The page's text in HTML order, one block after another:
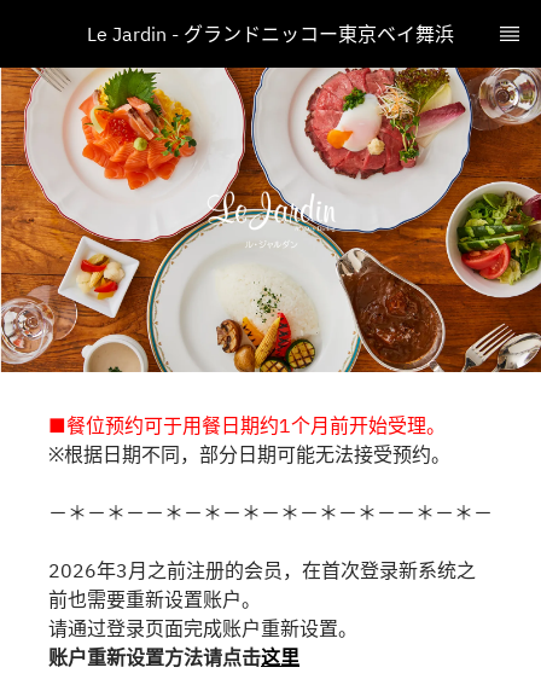
Le Jardin - グランドニッコー東京ベイ舞浜
■餐位预约可于用餐日期约1个月前开始受理。
※根据日期不同，部分日期可能无法接受预约。
－＊－＊－－＊－＊－＊－＊－＊－＊－－＊－＊－
2026年3月之前注册的会员，在首次登录新系统之
前也需要重新设置账户。
请通过登录页面完成账户重新设置。
账户重新设置方法请点击这里